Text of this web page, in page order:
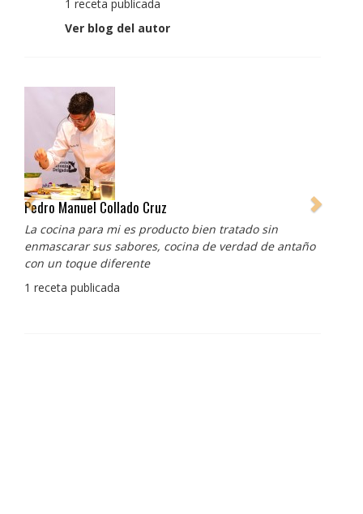
1 receta publicada
Ver blog del autor
Pedro Manuel Collado Cruz
La cocina para mi es producto bien tratado sin
enmascarar sus sabores, cocina de verdad de antaño
con un toque diferente
1 receta publicada